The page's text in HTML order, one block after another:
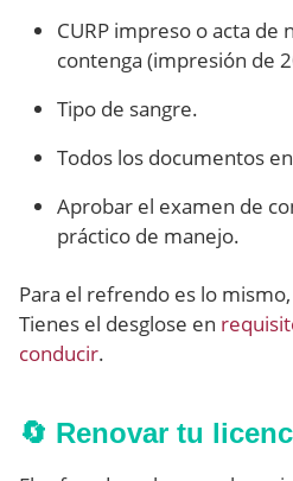
CURP impreso o acta de
contenga (impresión de
Tipo de sangre.
Todos los documentos
Aprobar el examen de
práctico de manejo.
Para el refrendo es lo
Tienes el desglose en
conducir.
🔄 Renovar tu